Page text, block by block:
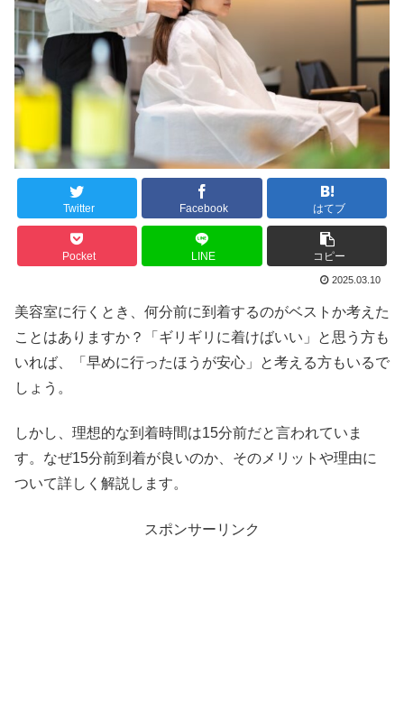
Twitter Facebook はてブ
Pocket LINE コピー
2025.03.10
美容室に行くとき、何分前に到着するのがベストか考えた
ことはありますか？「ギリギリに着けばいい」と思う方も
いれば、「早めに行ったほうが安心」と考える方もいるで
しょう。
しかし、理想的な到着時間は15分前だと言われていま
す。なぜ15分前到着が良いのか、そのメリットや理由に
ついて詳しく解説します。
スポンサーリンク